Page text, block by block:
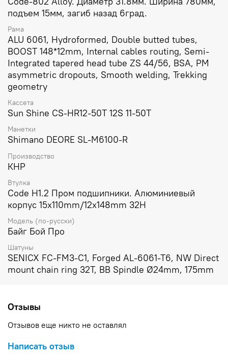
подъем 15мм, загиб назад 6град.
Рама
ALU 6061, Hydroformed, Double butted tubes,
BOOST 148*12mm, Internal cables routing, Semi-
Integrated tapered head tube ZS 44/56, BSA, PM
asymmetric dropouts, Smooth welding, Trekking
geometry
Кассета
Sun Shine CS-HR12-50T 12S 11-50T
Манетки
Shimano DEORE SL-M6100-R
Производство
КНР
Втулка
Code H1.2 Пром подшипники. Алюминиевый
корпус 15x110mm/12x148mm 32H
Модель (по-русски)
Байг Бой Про
Шатуны
SENICX FC-FM3-C1, Forged AL-6061-T6, NW Direct
mount chain ring 32T, BB Spindle Ø24mm, 175mm
Отзывы
Отзывов еще никто не оставлял
Написать отзыв